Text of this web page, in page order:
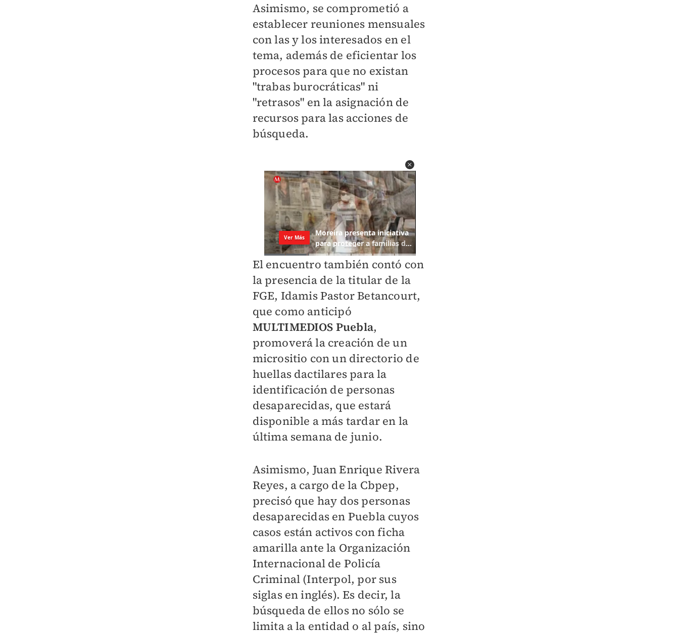
Asimismo, se comprometió a
establecer reuniones mensuales
con las y los interesados en el
tema, además de eficientar los
procesos para que no existan
"trabas burocráticas" ni
"retrasos" en la asignación de
recursos para las acciones de
búsqueda.
El encuentro también contó con
la presencia de la titular de la
FGE, Idamis Pastor Betancourt,
que como anticipó
MULTIMEDIOS Puebla,
promoverá la creación de un
micrositio con un directorio de
huellas dactilares para la
identificación de personas
desaparecidas, que estará
disponible a más tardar en la
última semana de junio.
Asimismo, Juan Enrique Rivera
Reyes, a cargo de la Cbpep,
precisó que hay dos personas
desaparecidas en Puebla cuyos
casos están activos con ficha
amarilla ante la Organización
Internacional de Policía
Criminal (Interpol, por sus
siglas en inglés). Es decir, la
búsqueda de ellos no sólo se
limita a la entidad o al país, sino